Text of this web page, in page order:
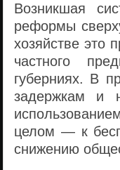
Возникшая
реформы
хозяйстве это
частного
губерниях. В
задержкам и
целом — к
снижению